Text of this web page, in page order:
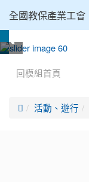
全國教保產業工會
回模組首頁
 活動、遊行